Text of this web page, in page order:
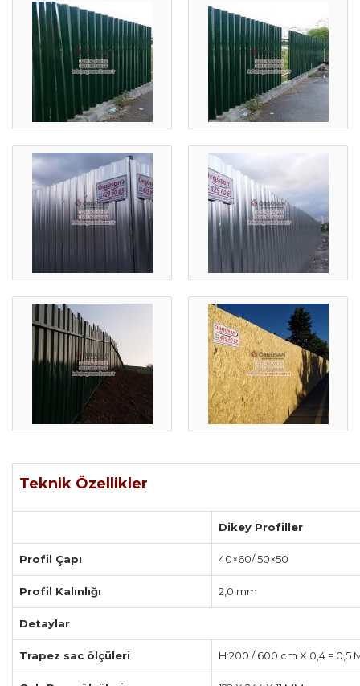
Teknik Özellikler
Dikey Profiller
Profil Çapı 40×60/ 50×50
Profil Kalınlığı 2,0 mm
Detaylar
Trapez sac ölçüleri H:200 / 600 cm X 0,4 = 0,5